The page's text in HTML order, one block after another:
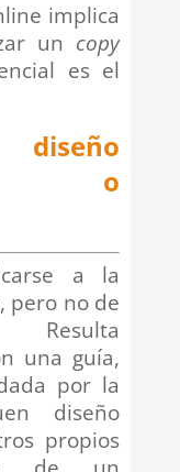
implica
un copy
es el
o
a la
pero no de
una guía,
por la
diseño
propios